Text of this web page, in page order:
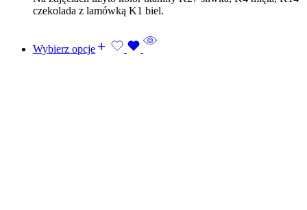
czekolada z lamówką K1 biel.
Wybierz opcje